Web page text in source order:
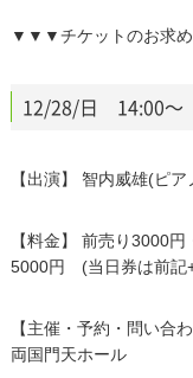
▼▼▼チケットのお求
12/28/日 14:00～
【出演】 智内威雄(ピア
【料金】 前売り3000
5000円 (当日券は前記
【主催・予約・問い合わ
両国門天ホール